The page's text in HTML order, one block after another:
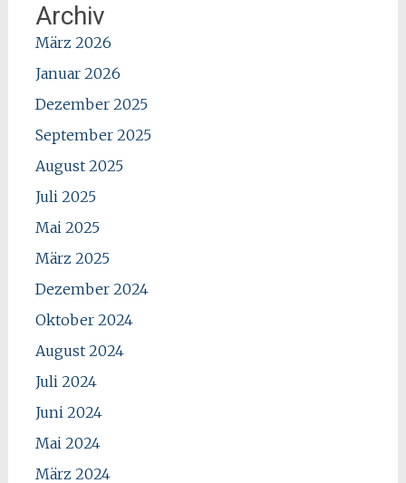
Archiv
März 2026
Januar 2026
Dezember 2025
September 2025
August 2025
Juli 2025
Mai 2025
März 2025
Dezember 2024
Oktober 2024
August 2024
Juli 2024
Juni 2024
Mai 2024
März 2024